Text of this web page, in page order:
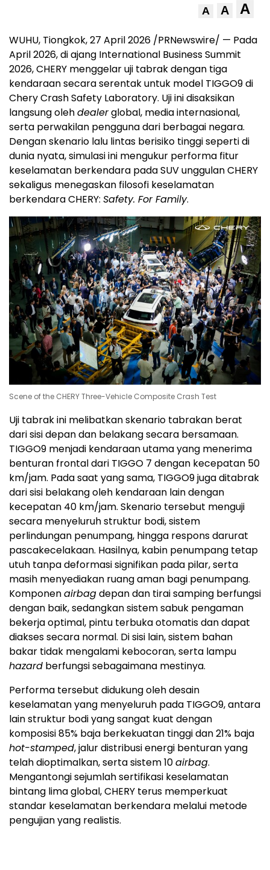
A A A
WUHU, Tiongkok, 27 April 2026 /PRNewswire/ — Pada
April 2026, di ajang International Business Summit
2026, CHERY menggelar uji tabrak dengan tiga
kendaraan secara serentak untuk model TIGGO9 di
Chery Crash Safety Laboratory. Uji ini disaksikan
langsung olehdealerglobal, media internasional,
serta perwakilan pengguna dari berbagai negara.
Dengan skenario lalu lintas berisiko tinggi seperti di
dunia nyata, simulasi ini mengukur performa fitur
keselamatan berkendara pada SUV unggulan CHERY
sekaligus menegaskan filosofi keselamatan
berkendara CHERY: Safety. For Family.
Scene of the CHERY Three-Vehicle Composite Crash Test
Uji tabrak ini melibatkan skenario tabrakan berat
dari sisi depan dan belakang secara bersamaan.
TIGGO9 menjadi kendaraan utama yang menerima
benturan frontal dari TIGGO 7 dengan kecepatan 50
km/jam. Pada saat yang sama, TIGGO9 juga ditabrak
dari sisi belakang oleh kendaraan lain dengan
kecepatan 40 km/jam. Skenario tersebut menguji
secara menyeluruh struktur bodi, sistem
perlindungan penumpang, hingga respons darurat
pascakecelakaan. Hasilnya, kabin penumpang tetap
utuh tanpa deformasi signifikan pada pilar, serta
masih menyediakan ruang aman bagi penumpang.
Komponenairbagdepan dan tirai samping berfungsi
dengan baik, sedangkan sistem sabuk pengaman
bekerja optimal, pintu terbuka otomatis dan dapat
diakses secara normal. Di sisi lain, sistem bahan
bakar tidak mengalami kebocoran, serta lampu
hazard berfungsi sebagaimana mestinya.
Performa tersebut didukung oleh desain
keselamatan yang menyeluruh pada TIGGO9, antara
lain struktur bodi yang sangat kuat dengan
komposisi 85% baja berkekuatan tinggi dan 21% baja
hot-stamped, jalur distribusi energi benturan yang
telah dioptimalkan, serta sistem 10airbag.
Mengantongi sejumlah sertifikasi keselamatan
bintang lima global, CHERY terus memperkuat
standar keselamatan berkendara melalui metode
pengujian yang realistis.